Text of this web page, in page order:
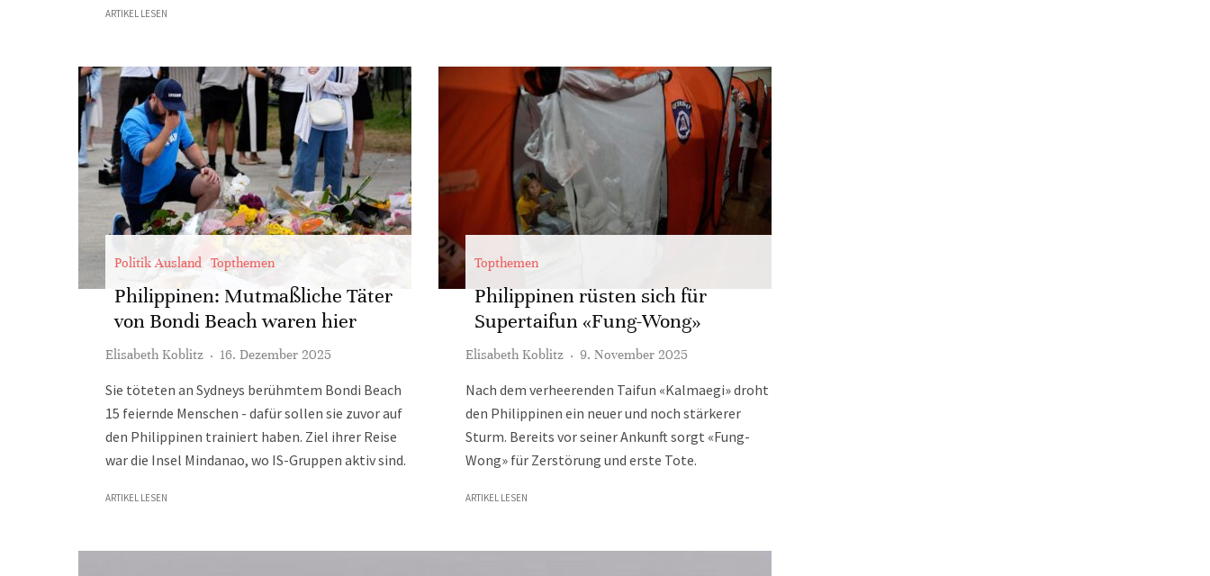
ARTIKEL LESEN
Politik Ausland Topthemen
Philippinen: Mutmaßliche Täter
von Bondi Beach waren hier
Elisabeth Koblitz · 16. Dezember 2025
Sie töteten an Sydneys berühmtem Bondi Beach
15 feiernde Menschen - dafür sollen sie zuvor auf
den Philippinen trainiert haben. Ziel ihrer Reise
war die Insel Mindanao, wo IS-Gruppen aktiv sind.
ARTIKEL LESEN
Topthemen
Philippinen rüsten sich für
Supertaifun «Fung-Wong»
Elisabeth Koblitz · 9. November 2025
Nach dem verheerenden Taifun «Kalmaegi» droht
den Philippinen ein neuer und noch stärkerer
Sturm. Bereits vor seiner Ankunft sorgt «Fung-
Wong» für Zerstörung und erste Tote.
ARTIKEL LESEN